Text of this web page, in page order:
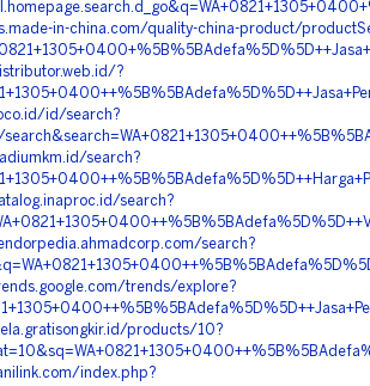
in-china.com/quality-china-product/
?
id/search?
search?
search?
search?
trends/explore?
products/10?
index.php?